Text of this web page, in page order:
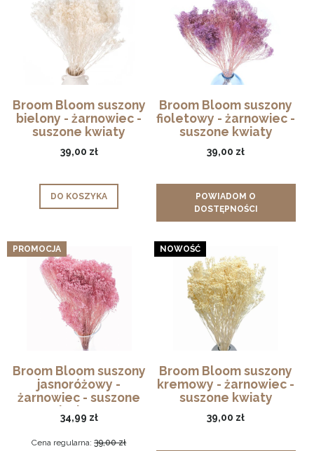
Broom Bloom suszony
bielony - żarnowiec -
suszone kwiaty
39,00 zł
DO KOSZYKA
Broom Bloom suszony
fioletowy - żarnowiec -
suszone kwiaty
39,00 zł
POWIADOM O
DOSTĘPNOŚCI
Broom Bloom suszony
jasnoróżowy -
żarnowiec - suszone
kwiaty
34,99 zł
Cena regularna:39,00 zł
PROMOCJA
Broom Bloom suszony
kremowy - żarnowiec -
suszone kwiaty
39,00 zł
NOWOŚĆ